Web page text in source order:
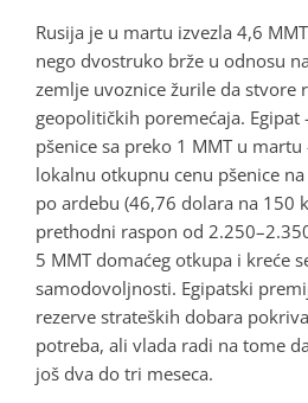
Rusija je u martu izvezla 4,6
nego dvostruko brže u odnosu
zemlje uvoznice žurile da stvore
geopolitičkih poremećaja.
pšenice sa preko 1 MMT u
lokalnu otkupnu cenu pšenice
po ardebu (46,76 dolara na 150
prethodni raspon od
5 MMT domaćeg otkupa i kreće
samodovoljnosti. Egipatski
rezerve strateških dobara
potreba, ali vlada radi na tome
još dva do tri meseca.